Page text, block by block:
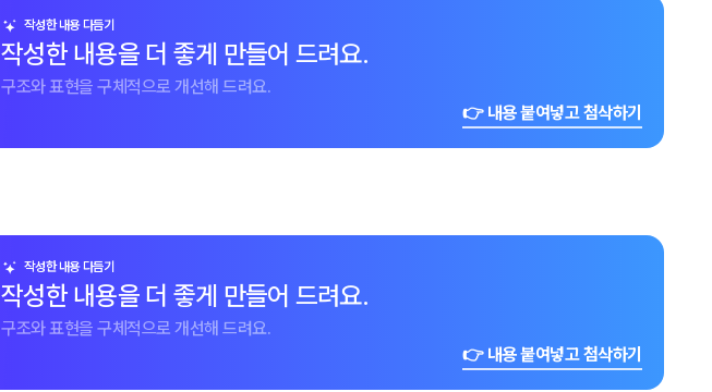
작성한 내용 다듬기
작성한 내용을 더 좋게 만들어 드려요.
구조와 표현을 구체적으로 개선해 드려요.
👉 내용 붙여넣고 첨삭하기
작성한 내용 다듬기
작성한 내용을 더 좋게 만들어 드려요.
구조와 표현을 구체적으로 개선해 드려요.
👉 내용 붙여넣고 첨삭하기